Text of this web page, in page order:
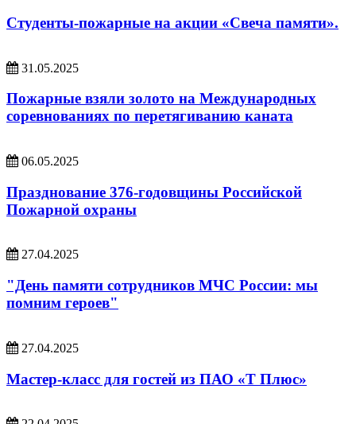
Студенты-пожарные на акции «Свеча памяти».
31.05.2025
Пожарные взяли золото на Международных
соревнованиях по перетягиванию каната
06.05.2025
Празднование 376-годовщины Российской
Пожарной охраны
27.04.2025
"День памяти сотрудников МЧС России: мы
помним героев"
27.04.2025
Мастер-класс для гостей из ПАО «Т Плюс»